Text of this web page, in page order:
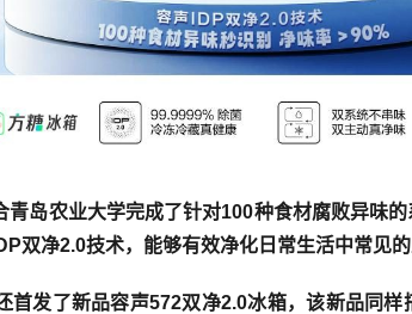
青岛农业大学完成了针对100种食材腐败异味
双净2.0技术，能够有效净化日常生活中常见
首发了新品容声572双净2.0冰箱，该新品同样